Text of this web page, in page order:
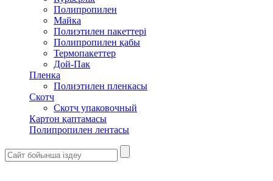
Полипропилен
Майка
Полиэтилен пакеттері
Полипропилен қабы
Термопакеттер
Дой-Пак
Пленка
Полиэтилен пленкасы
Скотч
Скотч упаковочный
Картон қаптамасы
Полипропилен лентасы